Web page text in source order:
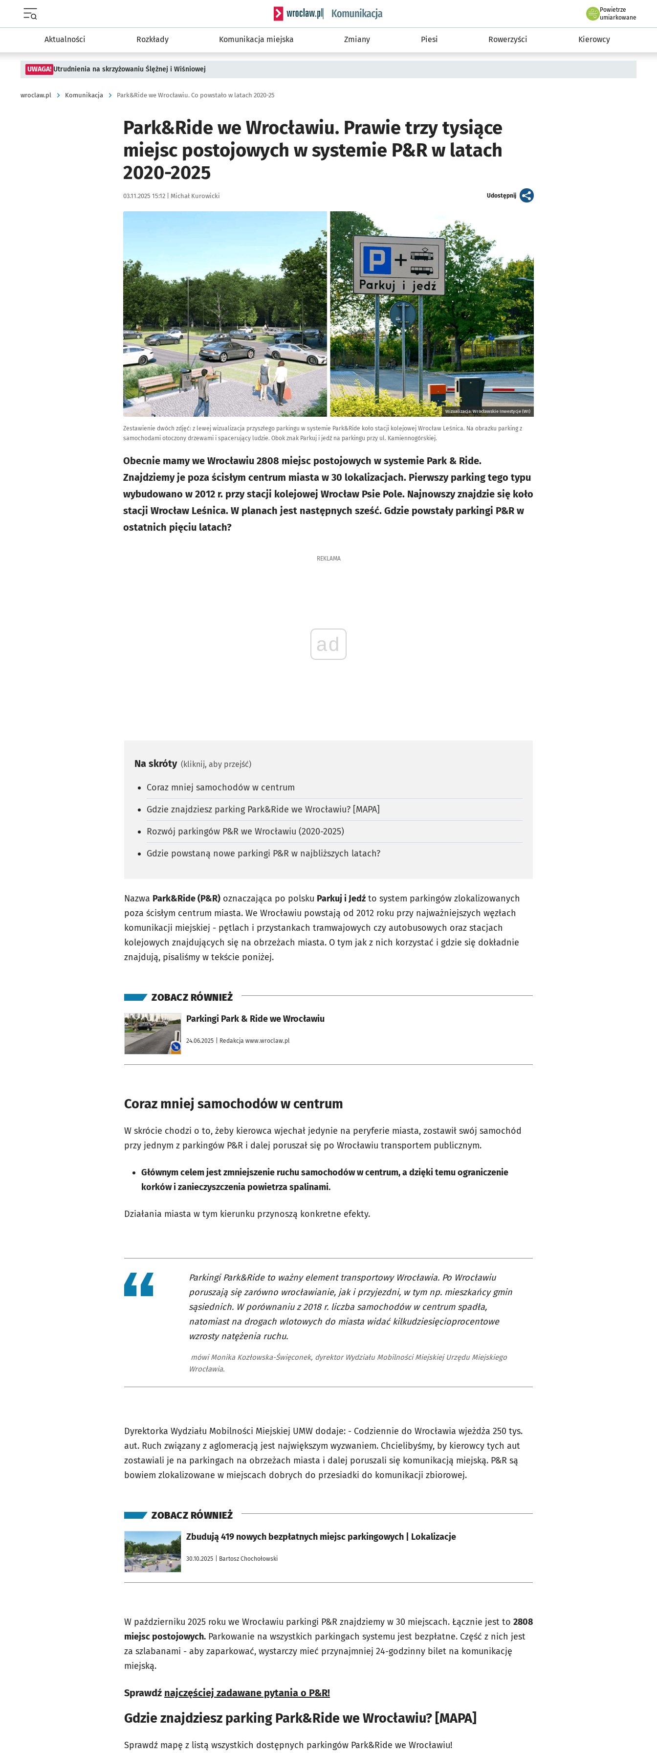
Serwis informacyjny wroclaw.pl podserwis: Komunikacja
Powietrze
we Wrocławiu
umiarkowane
Aktualności Rozkłady Komunikacja miejska Zmiany Piesi Rowerzyści Kierowcy
UWAGA! Utrudnienia na skrzyżowaniu Ślężnej i Wiśniowej
wroclaw.pl Komunikacja Park&Ride we Wrocławiu. Co powstało w latach 2020-25
Park&Ride we Wrocławiu. Prawie trzy tysiące
miejsc postojowych w systemie P&R w latach
2020-2025
Data publikacji:
03.11.2025 15:12 | Autor:
Michał Kurowicki Udostępnijartykuł
Wizualizacja: Wrocławskie Inwestycje (WI)
Zestawienie dwóch zdjęć: z lewej wizualizacja przyszłego parkingu w systemie Park&Ride koło stacji kolejowej Wrocław Leśnica. Na obrazku parking z
samochodami otoczony drzewami i spacerujący ludzie. Obok znak Parkuj i jedź na parkingu przy ul. Kamiennogórskiej.
Obecnie mamy we Wrocławiu 2808 miejsc postojowych w systemie Park & Ride.
Znajdziemy je poza ścisłym centrum miasta w 30 lokalizacjach. Pierwszy parking tego typu
wybudowano w 2012 r. przy stacji kolejowej Wrocław Psie Pole. Najnowszy znajdzie się koło
stacji Wrocław Leśnica. W planach jest następnych sześć. Gdzie powstały parkingi P&R w
ostatnich pięciu latach?
REKLAMA
ad
Na skróty (kliknij, aby przejść)
Coraz mniej samochodów w centrum
Gdzie znajdziesz parking Park&Ride we Wrocławiu? [MAPA]
Rozwój parkingów P&R we Wrocławiu (2020-2025)
Gdzie powstaną nowe parkingi P&R w najbliższych latach?
Nazwa Park&Ride (P&R) oznaczająca po polsku Parkuj i Jedź to system parkingów zlokalizowanych
poza ścisłym centrum miasta. We Wrocławiu powstają od 2012 roku przy najważniejszych węzłach
komunikacji miejskiej - pętlach i przystankach tramwajowych czy autobusowych oraz stacjach
kolejowych znajdujących się na obrzeżach miasta. O tym jak z nich korzystać i gdzie się dokładnie
znajdują, pisaliśmy w tekście poniżej.
ZOBACZ RÓWNIEŻ
Parkingi Park & Ride we Wrocławiu
24.06.2025 | Redakcja www.wroclaw.pl
otworzy się w nowej karcie
Coraz mniej samochodów w centrum
W skrócie chodzi o to, żeby kierowca wjechał jedynie na peryferie miasta, zostawił swój samochód
przy jednym z parkingów P&R i dalej poruszał się po Wrocławiu transportem publicznym.
Głównym celem jest zmniejszenie ruchu samochodów w centrum, a dzięki temu ograniczenie
korków i zanieczyszczenia powietrza spalinami.
Działania miasta w tym kierunku przynoszą konkretne efekty.
Parkingi Park&Ride to ważny element transportowy Wrocławia. Po Wrocławiu
poruszają się zarówno wrocławianie, jak i przyjezdni, w tym np. mieszkańcy gmin
sąsiednich. W porównaniu z 2018 r. liczba samochodów w centrum spadła,
natomiast na drogach wlotowych do miasta widać kilkudziesięcioprocentowe
wzrosty natężenia ruchu.
mówi Monika Kozłowska-Święconek, dyrektor Wydziału Mobilności Miejskiej Urzędu Miejskiego
Wrocławia.
Dyrektorka Wydziału Mobilności Miejskiej UMW dodaje: - Codziennie do Wrocławia wjeżdża 250 tys.
aut. Ruch związany z aglomeracją jest największym wyzwaniem. Chcielibyśmy, by kierowcy tych aut
zostawiali je na parkingach na obrzeżach miasta i dalej poruszali się komunikacją miejską. P&R są
bowiem zlokalizowane w miejscach dobrych do przesiadki do komunikacji zbiorowej.
ZOBACZ RÓWNIEŻ
Zbudują 419 nowych bezpłatnych miejsc parkingowych | Lokalizacje
30.10.2025 | Bartosz Chochołowski
otworzy się w nowej karcie
W październiku 2025 roku we Wrocławiu parkingi P&R znajdziemy w 30 miejscach. Łącznie jest to 2808
miejsc postojowych. Parkowanie na wszystkich parkingach systemu jest bezpłatne. Część z nich jest
za szlabanami - aby zaparkować, wystarczy mieć przynajmniej 24-godzinny bilet na komunikację
miejską.
Sprawdź najczęściej zadawane pytania o P&R!
Gdzie znajdziesz parking Park&Ride we Wrocławiu? [MAPA]
Sprawdź mapę z listą wszystkich dostępnych parkingów Park&Ride we Wrocławiu!